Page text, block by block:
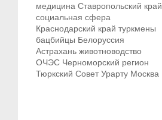
медицина Ставропольский край
социальная сфера
Краснодарский край туркмены
бацбийцы Белоруссия
Астрахань животноводство
ОЧЭС Черноморский регион
Тюркский Совет Урарту Москва